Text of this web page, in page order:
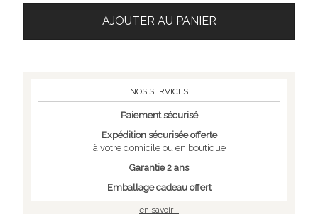
AJOUTER AU PANIER
NOS SERVICES
Paiement sécurisé
Expédition sécurisée offerte
à votre domicile ou en boutique
Garantie 2 ans
Emballage cadeau offert
en savoir +